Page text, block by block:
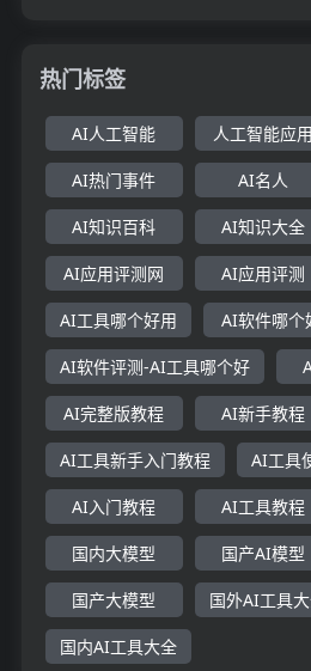
热门标签
AI人工智能 人工智能应用
AI热门事件 AI名人
AI知识百科 AI知识大全
AI应用评测网 AI应用评测
AI工具哪个好用 AI软件哪个
AI软件评测-AI工具哪个好
AI完整版教程 AI新手教程
AI工具新手入门教程 AI工具
AI入门教程 AI工具教程
国内大模型 国产AI模型
国产大模型 国外AI工具
国内AI工具大全